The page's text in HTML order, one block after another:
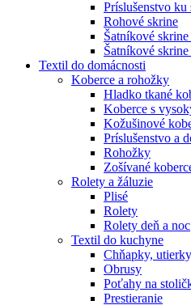
Príslušenstvo ku
Rohové skrine
Šatníkové
Šatníkové
Textil do domácnosti
Koberce a rohožky
Hladko tkané
Koberce s
Kožušinové
Príslušenstvo a
Rohožky
Zošívané
Rolety a žáluzie
Plisé
Rolety
Rolety deň a noc
Textil do kuchyne
Chňapky,
Obrusy
Poťahy na
Prestieranie